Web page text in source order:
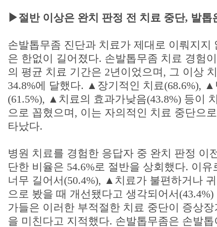
▶절반 이상은 완치 판정 전 치료 중단, 발톱
손발톱무좀 진단과 치료가 제대로 이뤄지지
은 한없이 길어졌다. 손발톱무좀 치료 경험
의 평균 치료 기간은 2년이었으며, 그 이상
34.8%에 달했다. ▲장기적인 치료(68.6%),
(61.5%), ▲치료의 효과가낮음(43.8%) 등이
으로 꼽혔으며, 이는 자의적인 치료 중단으
타났다.
병원 치료를 경험한 응답자 중 완치 판정 이
단한 비율은 54.6%로 절반을 상회했다. 이
너무 길어서(50.4%), ▲치료가 불편하거나
으로 봤을 때 개선됐다고 생각되어서
가들은 이러한 부적절한 치료 중단이 증상
을 미친다고 지적했다. 손발톱무좀은 손발